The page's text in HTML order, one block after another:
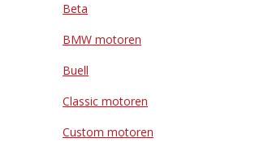
Beta
BMW motoren
Buell
Classic motoren
Custom motoren